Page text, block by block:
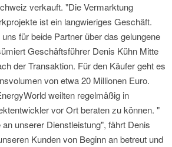
verkauft. "Die Vermarktung
ist ein langwieriges Geschäft.
für beide Partner über das gelungene
Geschäftsführer Denis Kühn Mitte
der Transaktion. Für den Käufer geht es
von etwa 20 Millionen Euro.
weilten regelmäßig in
vor Ort beraten zu können. "
unserer Dienstleistung", fährt Denis
Kunden von Beginn an betreut und